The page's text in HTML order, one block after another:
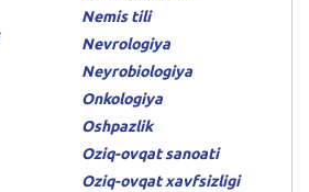
Nemis tili
Nevrologiya
Neyrobiologiya
Onkologiya
Oshpazlik
Oziq-ovqat sanoati
Oziq-ovqat xavfsizligi